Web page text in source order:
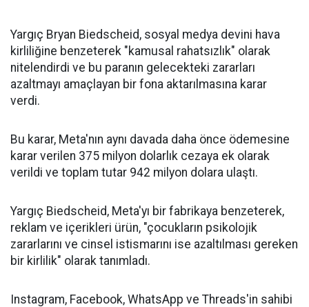
Yargıç Bryan Biedscheid, sosyal medya devini hava
kirliliğine benzeterek "kamusal rahatsızlık" olarak
nitelendirdi ve bu paranın gelecekteki zararları
azaltmayı amaçlayan bir fona aktarılmasına karar
verdi.
Bu karar, Meta'nın aynı davada daha önce ödemesine
karar verilen 375 milyon dolarlık cezaya ek olarak
verildi ve toplam tutar 942 milyon dolara ulaştı.
Yargıç Biedscheid, Meta'yı bir fabrikaya benzeterek,
reklam ve içerikleri ürün, "çocukların psikolojik
zararlarını ve cinsel istismarını ise azaltılması gereken
bir kirlilik" olarak tanımladı.
Instagram, Facebook, WhatsApp ve Threads'in sahibi